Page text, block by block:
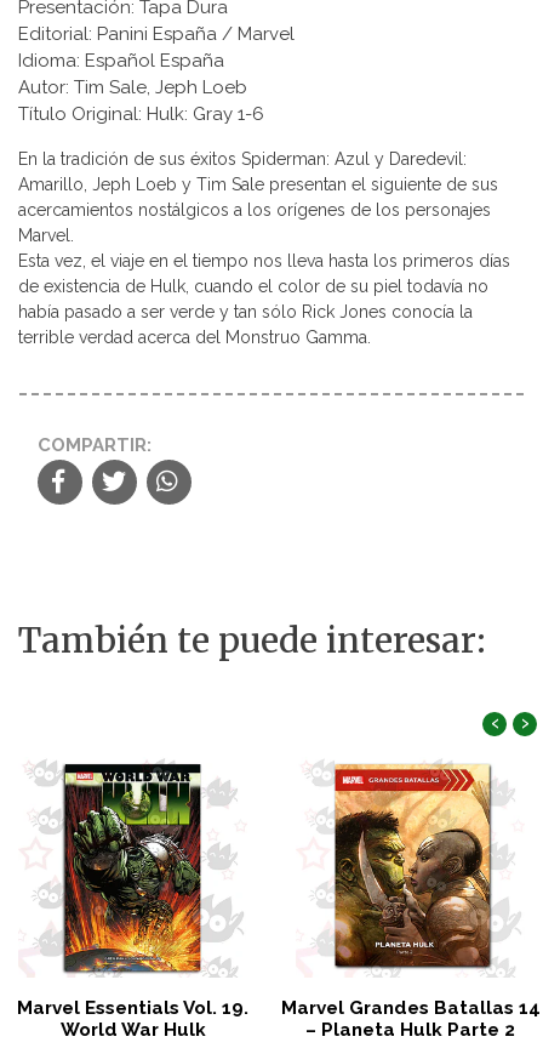
Presentación: Tapa Dura
Editorial: Panini España / Marvel
Idioma: Español España
Autor: Tim Sale, Jeph Loeb
Título Original: Hulk: Gray 1-6
En la tradición de sus éxitos Spiderman: Azul y Daredevil:
Amarillo, Jeph Loeb y Tim Sale presentan el siguiente de sus
acercamientos nostálgicos a los orígenes de los personajes
Marvel.
Esta vez, el viaje en el tiempo nos lleva hasta los primeros días
de existencia de Hulk, cuando el color de su piel todavía no
había pasado a ser verde y tan sólo Rick Jones conocía la
terrible verdad acerca del Monstruo Gamma.
COMPARTIR:
También te puede interesar:
Marvel Essentials Vol. 19.
World War Hulk
Marvel Grandes Batallas 14
– Planeta Hulk Parte 2
‹ ›